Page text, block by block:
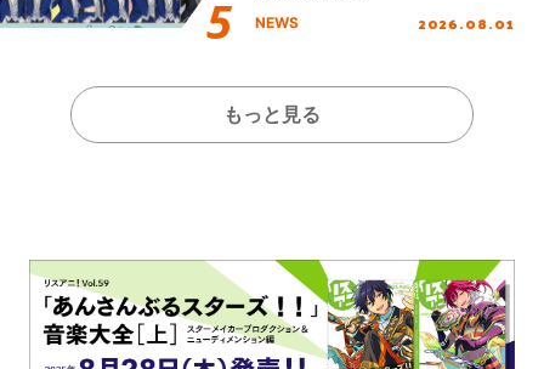
NEWS 2026.08.01
もっと見る